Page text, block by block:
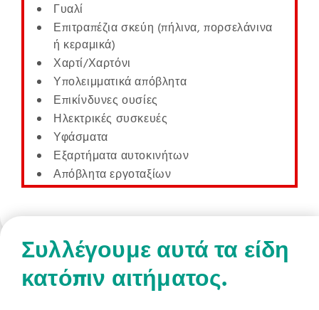
Γυαλί
Επιτραπέζια σκεύη (πήλινα, πορσελάνινα
ή κεραμικά)
Χαρτί/Χαρτόνι
Υπολειμματικά απόβλητα
Επικίνδυνες ουσίες
Ηλεκτρικές συσκευές
Υφάσματα
Εξαρτήματα αυτοκινήτων
Απόβλητα εργοταξίων
Συλλέγουμε αυτά τα είδη
κατόπιν αιτήματος.